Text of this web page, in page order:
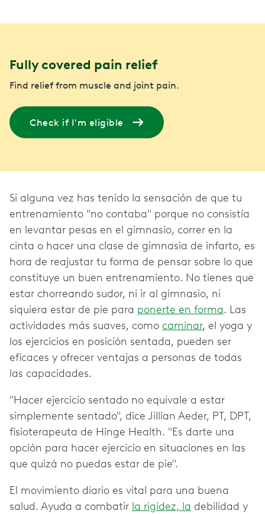
Fully covered pain relief
Find relief from muscle and joint pain.
Check if I'm eligible
Si alguna vez has tenido la sensación de que tu
entrenamiento "no contaba" porque no consistía
en levantar pesas en el gimnasio, correr en la
cinta o hacer una clase de gimnasia de infarto, es
hora de reajustar tu forma de pensar sobre lo que
constituye un buen entrenamiento. No tienes que
estar chorreando sudor, ni ir al gimnasio, ni
siquiera estar de pie para ponerte en forma. Las
actividades más suaves, como caminar, el yoga y
los ejercicios en posición sentada, pueden ser
eficaces y ofrecer ventajas a personas de todas
las capacidades.
"Hacer ejercicio sentado no equivale a estar
simplemente sentado", dice Jillian Aeder, PT, DPT,
fisioterapeuta de Hinge Health. "Es darte una
opción para hacer ejercicio en situaciones en las
que quizá no puedas estar de pie".
El movimiento diario es vital para una buena
salud. Ayuda a combatir la rigidez, la debilidad y